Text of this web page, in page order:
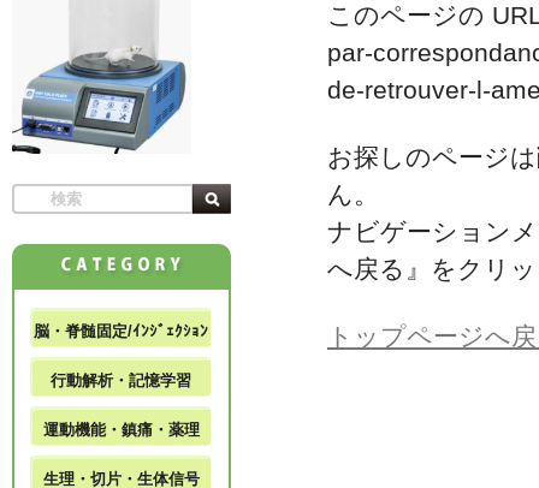
このページの
par-
de-retrouver-l-
お探しのページ
ん。
ナビゲーション
へ戻る』をクリ
トップページへ
脳・脊髄固定/ｲﾝｼﾞｪｸｼｮﾝ
行動解析・記憶学習
運動機能・鎮痛・薬理
生理・切片・生体信号